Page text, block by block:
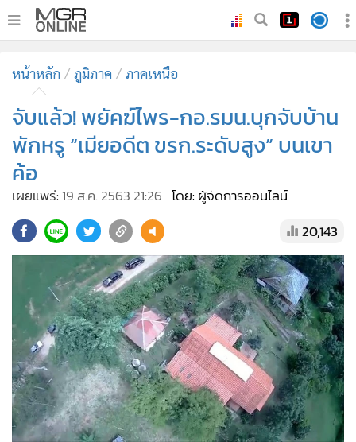
ทันเหตุการณ์
• ภาคใต้
ภูมิภาค
Online Section
• บันเทิง
• คอลัมนิสต์
• ละคร
CbizReview
Cyber BIZ
• ผู้จัดกวน
Good health & Well-being
• Green Innovation & SD
• Management & HR
• MGR Live
หน้าหลัก ภูมิภาค ภาคเหนือ
จับแล้ว! พยัคฆ์ไพร-กอ.รมน.บุกจับบ้าน
พักหรู “เมียอดีต ขรก.ระดับสูง” บนเขา
ค้อ
เผยแพร่: 19 ส.ค. 2563 21:26 โดย: ผู้จัดการออนไลน์
20,143